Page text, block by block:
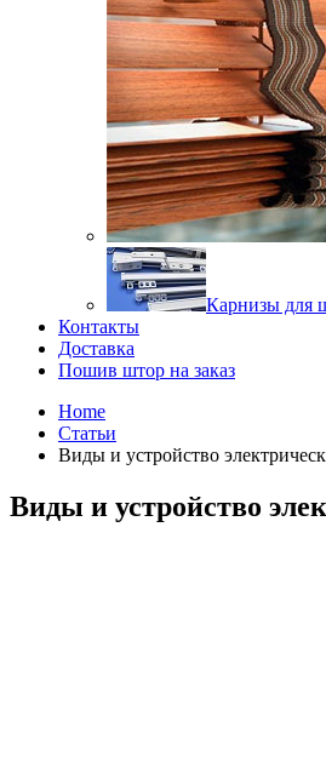
Карнизы для
Контакты
Доставка
Пошив штор на заказ
Home
Статьи
Виды и устройство
Виды и устройство